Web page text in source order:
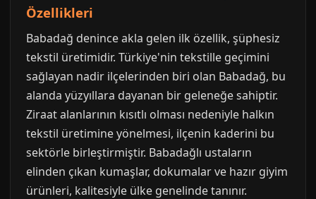
Özellikleri
Babadağ denince akla gelen ilk özellik, şüphesiz
tekstil üretimidir. Türkiye'nin tekstille geçimini
sağlayan nadir ilçelerinden biri olan Babadağ, bu
alanda yüzyıllara dayanan bir geleneğe sahiptir.
Ziraat alanlarının kısıtlı olması nedeniyle halkın
tekstil üretimine yönelmesi, ilçenin kaderini bu
sektörle birleştirmiştir. Babadağlı ustaların
elinden çıkan kumaşlar, dokumalar ve hazır giyim
ürünleri, kalitesiyle ülke genelinde tanınır.